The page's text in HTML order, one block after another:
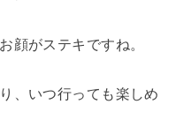
顔がステキですね。
、いつ行っても楽しめ